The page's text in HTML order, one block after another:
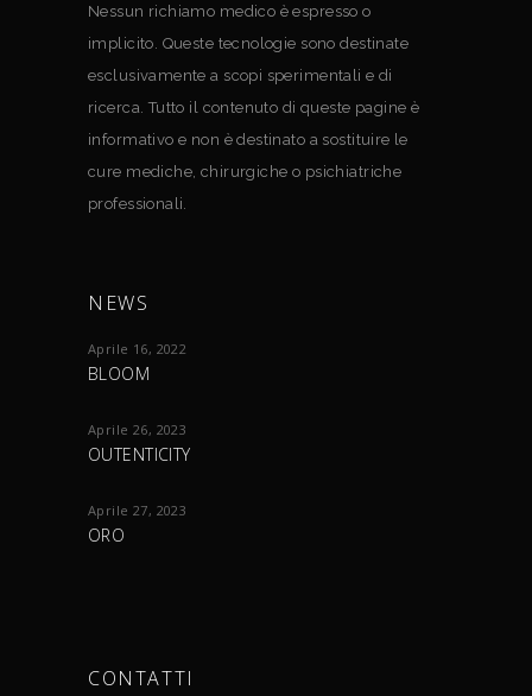
Nessun richiamo medico è espresso o
implicito. Queste tecnologie sono destinate
esclusivamente a scopi sperimentali e di
ricerca. Tutto il contenuto di queste pagine è
informativo e non è destinato a sostituire le
cure mediche, chirurgiche o psichiatriche
professionali.
NEWS
Aprile 16, 2022
BLOOM
Aprile 26, 2023
OUTENTICITY
Aprile 27, 2023
ORO
CONTATTI